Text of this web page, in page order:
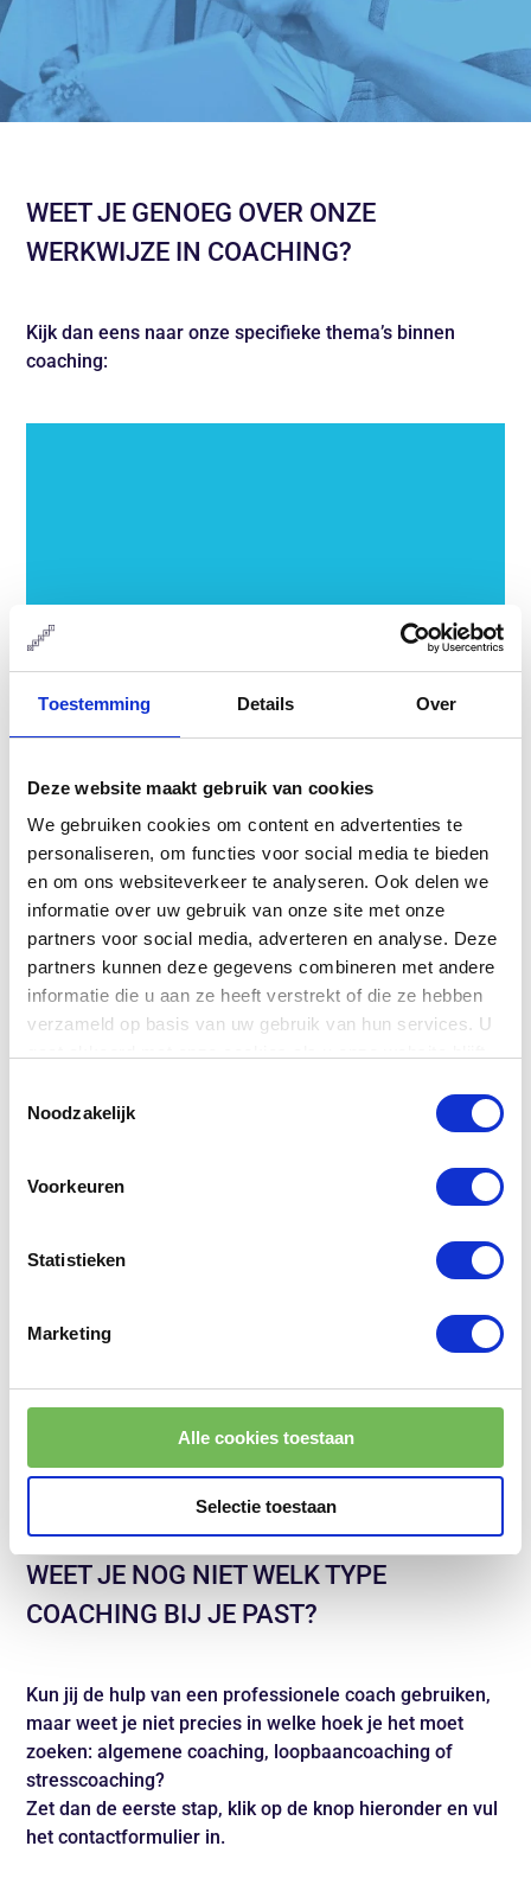
Toestemming Details Over
Deze website maakt gebruik van cookies
We gebruiken cookies om content en advertenties te
personaliseren, om functies voor social media te bieden
en om ons websiteverkeer te analyseren. Ook delen we
informatie over uw gebruik van onze site met onze
partners voor social media, adverteren en analyse. Deze
partners kunnen deze gegevens combineren met andere
informatie die u aan ze heeft verstrekt of die ze hebben
verzameld op basis van uw gebruik van hun services. U
Noodzakelijk
Voorkeuren
Statistieken
Marketing
Alle cookies toestaan
Selectie toestaan
WEET JE GENOEG OVER ONZE
WERKWIJZE IN COACHING?
Kijk dan eens naar onze specifieke thema’s binnen
coaching:
Loopbaancoaching
Coaching op competenties
Stresscoaching
WEET JE NOG NIET WELK TYPE
COACHING BIJ JE PAST?
Kun jij de hulp van een professionele coach gebruiken,
maar weet je niet precies in welke hoek je het moet
zoeken: algemene coaching, loopbaancoaching of
stresscoaching?
Zet dan de eerste stap, klik op de knop hieronder en vul
het contactformulier in.